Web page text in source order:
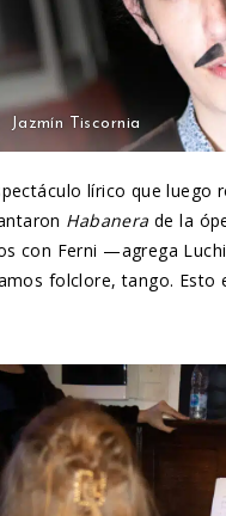
Jazmín Tiscornia
lírico que luego
Habanera de la
con Ferni —agrega
folclore, tango.